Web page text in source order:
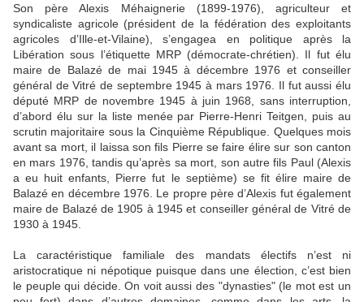
Son père Alexis Méhaignerie (1899-1976), agriculteur et
syndicaliste agricole (président de la fédération des exploitants
agricoles d’Ille-et-Vilaine), s’engagea en politique après la
Libération sous l’étiquette MRP (démocrate-chrétien). Il fut élu
maire de Balazé de mai 1945 à décembre 1976 et conseiller
général de Vitré de septembre 1945 à mars 1976. Il fut aussi élu
député MRP de novembre 1945 à juin 1968, sans interruption,
d’abord élu sur la liste menée par Pierre-Henri Teitgen, puis au
scrutin majoritaire sous la Cinquième République. Quelques mois
avant sa mort, il laissa son fils Pierre se faire élire sur son canton
en mars 1976, tandis qu’après sa mort, son autre fils Paul (Alexis
a eu huit enfants, Pierre fut le septième) se fit élire maire de
Balazé en décembre 1976. Le propre père d’Alexis fut également
maire de Balazé de 1905 à 1945 et conseiller général de Vitré de
1930 à 1945.
La caractéristique familiale des mandats électifs n’est ni
aristocratique ni népotique puisque dans une élection, c’est bien
le peuple qui décide. On voit aussi des "dynasties" (le mot est un